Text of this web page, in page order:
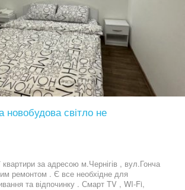
новобудова світло не
за адресою м.Чернігів , вул.Гонча
ремонтом . Є все необхідне для
та відпочинку . Смарт ТV , WI-Fi,